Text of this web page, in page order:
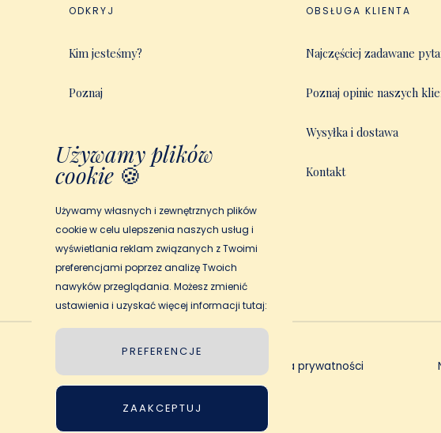
ODKRYJ
Kim jesteśmy?
Poznaj
Jak działa My Magic Story
OBSŁUGA KLIENTA
Najczęściej zadawane
Poznaj opinie naszych
Wysyłka i dostawa
Kontakt
Polityka prywatności
Używamy plików
cookie 🍪
Używamy własnych i zewnętrznych plików
cookie w celu ulepszenia naszych usług i
wyświetlania reklam związanych z Twoimi
preferencjami poprzez analizę Twoich
nawyków przeglądania. Możesz zmienić
ustawienia i uzyskać więcej informacji tutaj:
PREFERENCJE
ZAAKCEPTUJ